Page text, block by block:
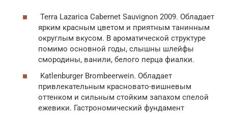
Terra Lazarica Cabernet Sauvignon 2009. Обладает
ярким красным цветом и приятным танинным
округлым вкусом. В ароматической структуре
помимо основной годы, слышны шлейфы
смородины, ванили, белого перца фиалки.
Katlenburger Brombeerwein. Обладает
привлекательным красновато-вишневым
оттенком и сильным стойким запахом спелой
ежевики. Гастрономический фундамент